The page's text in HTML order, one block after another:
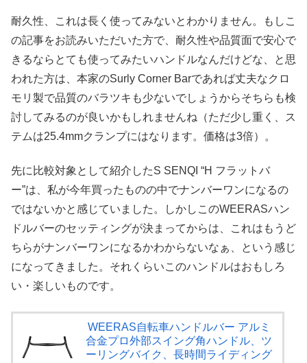
耐久性、これは長く使ってみないとわかりません。もしこ
の記事をお読みいただいた方で、耐久性や品質面で安心で
きるならとても使ってみたいハンドルなんだけどな、と思
われた方は、本家のSurly Corner Barであれば丈夫なクロ
モリ製で品質のバラツキも少ないでしょうからそちらも検
討してみるのが良いかもしれませんね（ただ少し重く、ス
テムは25.4mmクランプにはなります。価格は3倍）。
先に比較対象として紹介したS SENQI “H フラットバ
ー”は、私が今年買ったものの中でナンバーワンになるの
ではないかと感じていました。しかしこのWEERASハン
ドルバーのセッティングが決まってからは、これはもうど
ちらがナンバーワンになるかわからないなぁ、という感じ
になってきました。それくらいこのハンドルはおもしろ
い・楽しいものです。
WEERAS自転車ハンドルバー アルミ
合金プロ外部スイング角ハンドル、ツ
ーリングバイク、長時間ライディング